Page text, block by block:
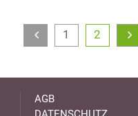
1 2
AGB